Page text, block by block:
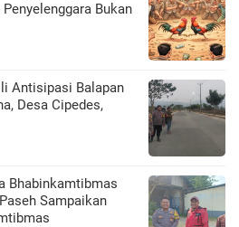
Bukan
Antisipasi Balapan
Desa Cipedes,
Bhabinkamtibmas
Sampaikan